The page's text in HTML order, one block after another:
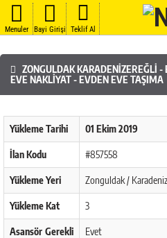
Menuler Bayi Girişi Teklif Al
ZONGULDAK KARADENIZEREĞLI
EVE NAKLIYAT - EVDEN EVE TAŞIMA
Yükleme Tarihi 01 Ekim 2019
İlan Kodu #857558
Yükleme Yeri Zonguldak /
Yükleme Kat 3
Asansör Gerekli
Evet